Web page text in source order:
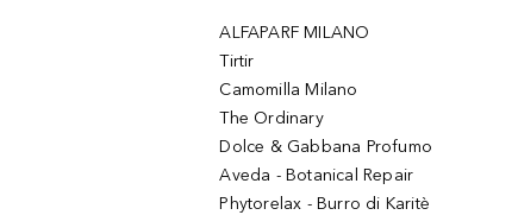
ALFAPARF MILANO
Tirtir
Camomilla Milano
The Ordinary
Dolce & Gabbana Profumo
Aveda - Botanical Repair
Phytorelax - Burro di Karitè